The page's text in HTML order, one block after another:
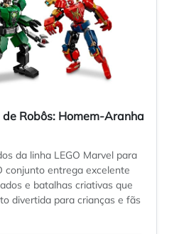
Robôs: Homem-Aranha
da linha LEGO Marvel para
conjunto entrega excelente
e batalhas criativas que
divertida para crianças e fãs